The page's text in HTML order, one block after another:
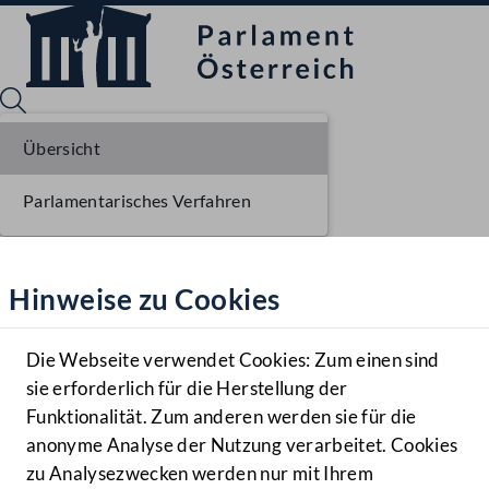
Hilfe
Benutzer
Navigationsmenü öffnen
MENÜ
Hinweise zu Cookies
Die Webseite verwendet Cookies: Zum einen sind
sie erforderlich für die Herstellung der
Funktionalität. Zum anderen werden sie für die
anonyme Analyse der Nutzung verarbeitet. Cookies
zu Analysezwecken werden nur mit Ihrem
Übersicht
Parlamentarisches Verfahren